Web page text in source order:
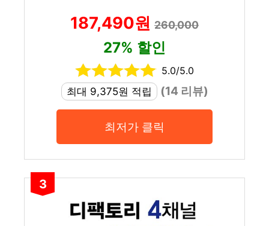
187,490원 260,000
27% 할인
5.0/5.0
최대 9,375원 적립
(14 리뷰)
최저가 클릭
3